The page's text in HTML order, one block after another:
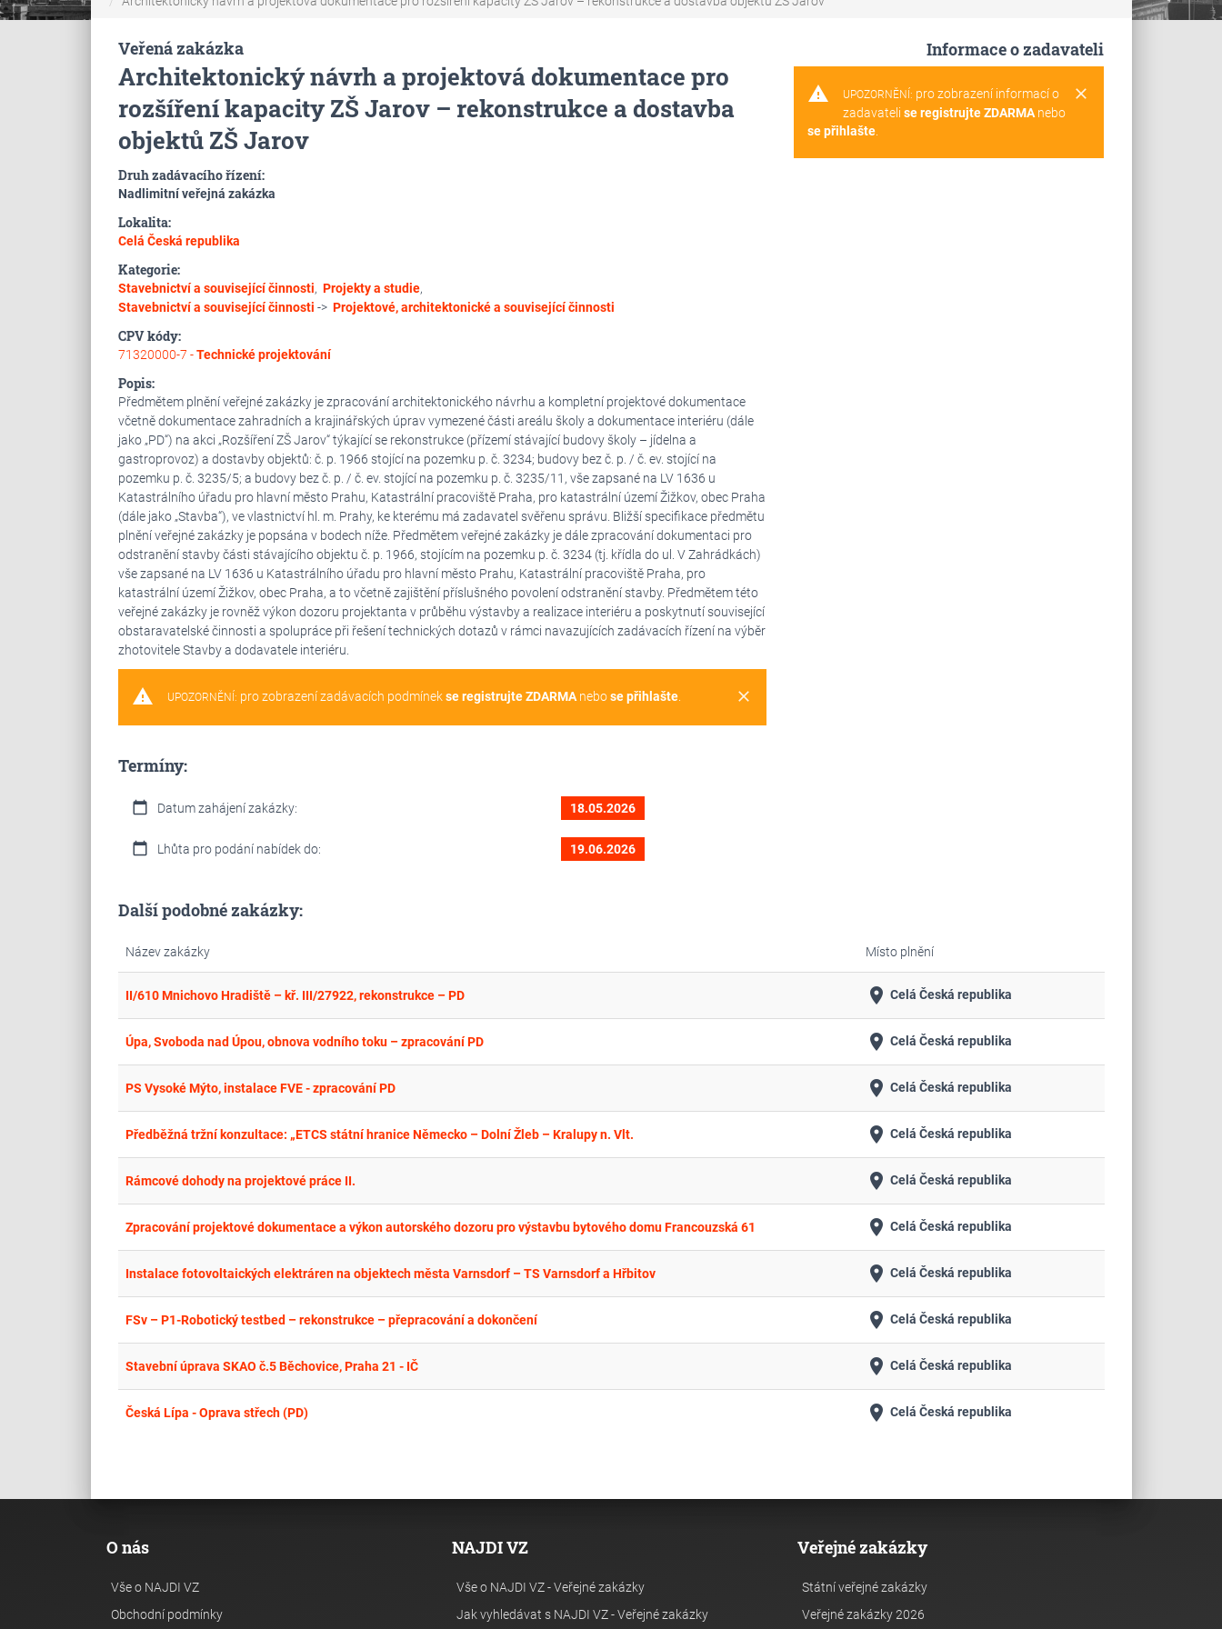
Veřená zakázka
Architektonický návrh a projektová dokumentace pro
rozšíření kapacity ZŠ Jarov – rekonstrukce a dostavba
objektů ZŠ Jarov
Druh zadávacího řízení:
Nadlimitní veřejná zakázka
Lokalita:
Celá Česká republika
Kategorie:
Stavebnictví a související činnosti, Projekty a studie,
Stavebnictví a související činnosti -> Projektové, architektonické a související činnosti
CPV kódy:
71320000-7 -Technické projektování
Popis:
Předmětem plnění veřejné zakázky je zpracování architektonického návrhu a kompletní projektové dokumentace
včetně dokumentace zahradních a krajinářských úprav vymezené části areálu školy a dokumentace interiéru (dále
jako „PD“) na akci „Rozšíření ZŠ Jarov“ týkající se rekonstrukce (přízemí stávající budovy školy – jídelna a
gastroprovoz) a dostavby objektů: č. p. 1966 stojící na pozemku p. č. 3234; budovy bez č. p. / č. ev. stojící na
pozemku p. č. 3235/5; a budovy bez č. p. / č. ev. stojící na pozemku p. č. 3235/11, vše zapsané na LV 1636 u
Katastrálního úřadu pro hlavní město Prahu, Katastrální pracoviště Praha, pro katastrální území Žižkov, obec Praha
(dále jako „Stavba“), ve vlastnictví hl. m. Prahy, ke kterému má zadavatel svěřenu správu. Bližší specifikace předmětu
plnění veřejné zakázky je popsána v bodech níže. Předmětem veřejné zakázky je dále zpracování dokumentaci pro
odstranění stavby části stávajícího objektu č. p. 1966, stojícím na pozemku p. č. 3234 (tj. křídla do ul. V Zahrádkách)
vše zapsané na LV 1636 u Katastrálního úřadu pro hlavní město Prahu, Katastrální pracoviště Praha, pro
katastrální území Žižkov, obec Praha, a to včetně zajištění příslušného povolení odstranění stavby. Předmětem této
veřejné zakázky je rovněž výkon dozoru projektanta v průběhu výstavby a realizace interiéru a poskytnutí související
obstaravatelské činnosti a spolupráce při řešení technických dotazů v rámci navazujících zadávacích řízení na výběr
zhotovitele Stavby a dodavatele interiéru.
warning clear
UPOZORNĚNÍ: pro zobrazení zadávacích podmínekse registrujte ZDARMAnebose přihlašte.
Termíny:
calendar_today Datum zahájení zakázky: 18.05.2026
calendar_today Lhůta pro podání nabídek do: 19.06.2026
Informace o zadavateli
warning clear
UPOZORNĚNÍ: pro zobrazení informací o
zadavateli se registrujte ZDARMAnebo
se přihlašte.
Další podobné zakázky:
Název zakázky Místo plnění
II/610 Mnichovo Hradiště – kř. III/27922, rekonstrukce – PD place Celá Česká republika
Úpa, Svoboda nad Úpou, obnova vodního toku – zpracování PD place Celá Česká republika
PS Vysoké Mýto, instalace FVE - zpracování PD place Celá Česká republika
Předběžná tržní konzultace: „ETCS státní hranice Německo – Dolní Žleb – Kralupy n. Vlt. place Celá Česká republika
Rámcové dohody na projektové práce II. place Celá Česká republika
Zpracování projektové dokumentace a výkon autorského dozoru pro výstavbu bytového domu Francouzská 61 place Celá Česká republika
Instalace fotovoltaických elektráren na objektech města Varnsdorf – TS Varnsdorf a Hřbitov place Celá Česká republika
FSv – P1-Robotický testbed – rekonstrukce – přepracování a dokončení place Celá Česká republika
Stavební úprava SKAO č.5 Běchovice, Praha 21 - IČ place Celá Česká republika
Česká Lípa - Oprava střech (PD) place Celá Česká republika
O nás
Vše o NAJDI VZ
Obchodní podmínky
NAJDI VZ
Vše o NAJDI VZ - Veřejné zakázky
Jak vyhledávat s NAJDI VZ - Veřejné zakázky
Veřejné zakázky
Státní veřejné zakázky
Veřejné zakázky 2026